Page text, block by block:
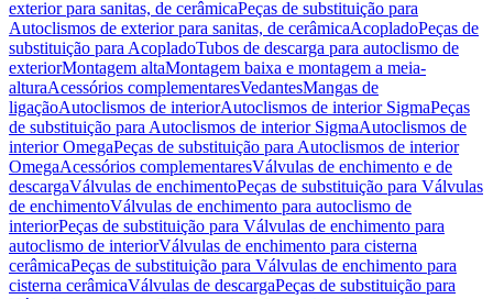
exterior para sanitas, de cerâmicaPeças de substituição para
Autoclismos de exterior para sanitas, de cerâmicaAcopladoPeças de
substituição para AcopladoTubos de descarga para autoclismo de
exteriorMontagem altaMontagem baixa e montagem a meia-
alturaAcessórios complementaresVedantesMangas de
ligaçãoAutoclismos de interiorAutoclismos de interior SigmaPeças
de substituição para Autoclismos de interior SigmaAutoclismos de
interior OmegaPeças de substituição para Autoclismos de interior
OmegaAcessórios complementaresVálvulas de enchimento e de
descargaVálvulas de enchimentoPeças de substituição para Válvulas
de enchimentoVálvulas de enchimento para autoclismo de
interiorPeças de substituição para Válvulas de enchimento para
autoclismo de interiorVálvulas de enchimento para cisterna
cerâmicaPeças de substituição para Válvulas de enchimento para
cisterna cerâmicaVálvulas de descargaPeças de substituição para